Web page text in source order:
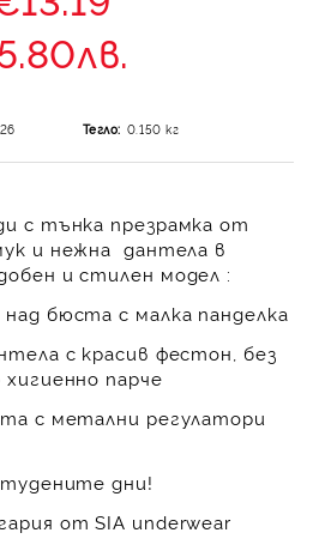
Тегло: 0.150 кг
с тънка презрамка от
и нежна дантела в
и стилен модел :
бюста с малка панделка
с красив фестон, без
парче
с метални регулатори
дни!
от SIA underwear